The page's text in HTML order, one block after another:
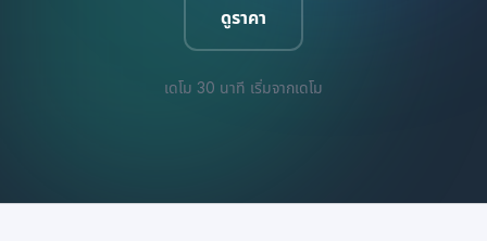
ดูราคา
เดโม 30 นาที เริ่มจากเดโม